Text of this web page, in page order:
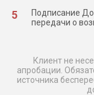
Подписание
передачи о
Клиент не
апробации.
источника